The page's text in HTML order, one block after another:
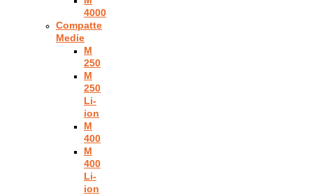
4000
Compatte
Medie
M
250
M
250
Li-
ion
M
400
M
400
Li-
ion